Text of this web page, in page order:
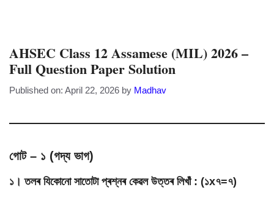
AHSEC Class 12 Assamese (MIL) 2026 –
Full Question Paper Solution
Published on: April 22, 2026 by Madhav
গোট – ১ (গদ্য ভাগ)
১। তলৰ যিকোনো সাতোটা প্ৰশ্নৰ কেৱল উত্তৰ লিখাঁ : (১x৭=৭)